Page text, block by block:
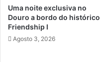
Uma noite exclusiva no
Douro a bordo do histórico
Friendship I
Agosto 3, 2026